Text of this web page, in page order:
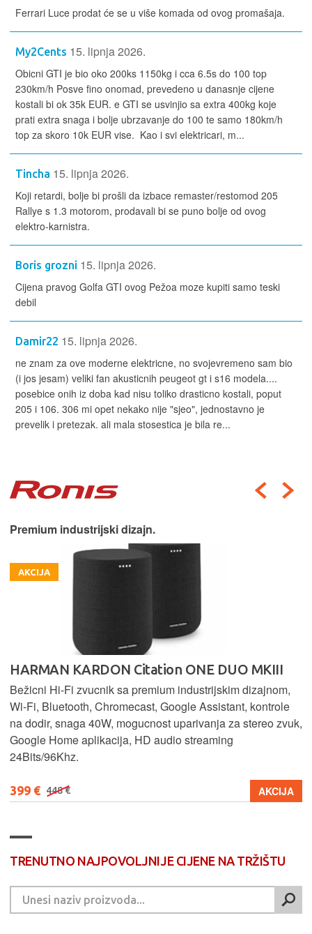
Ferrari Luce prodat će se u više komada od ovog promašaja.
My2Cents 15. lipnja 2026.
Obicni GTI je bio oko 200ks 1150kg i cca 6.5s do 100 top
230km/h Posve fino onomad, prevedeno u danasnje cijene
kostali bi ok 35k EUR. e GTI se usvinjio sa extra 400kg koje
prati extra snaga i bolje ubrzavanje do 100 te samo 180km/h
top za skoro 10k EUR vise. Kao i svi elektricari, m...
Tincha 15. lipnja 2026.
Koji retardi, bolje bi prošli da izbace remaster/restomod 205
Rallye s 1.3 motorom, prodavali bi se puno bolje od ovog
elektro-karnistra.
Boris grozni 15. lipnja 2026.
Cijena pravog Golfa GTI ovog Pežoa moze kupiti samo teski
debil
Damir22 15. lipnja 2026.
ne znam za ove moderne elektricne, no svojevremeno sam bio
(i jos jesam) veliki fan akusticnih peugeot gt i s16 modela....
posebice onih iz doba kad nisu toliko drasticno kostali, poput
205 i 106. 306 mi opet nekako nije "sjeo", jednostavno je
prevelik i pretezak. ali mala stosestica je bila re...
Premium industrijski dizajn.
AKCIJA
HARMAN KARDON Citation ONE DUO MKIII
Bežicni Hi-Fi zvucnik sa premium industrijskim dizajnom,
Wi-Fi, Bluetooth, Chromecast, Google Assistant, kontrole
na dodir, snaga 40W, mogucnost uparivanja za stereo zvuk,
Google Home aplikacija, HD audio streaming
24Bits/96Khz.
399 € 448 € AKCIJA
TRENUTNO NAJPOVOLJNIJE CIJENE NA TRŽIŠTU